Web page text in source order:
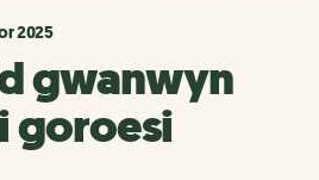
2025
gwanwyn
goroesi